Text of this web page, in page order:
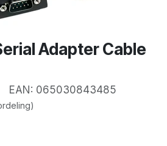
Adapter Cable
065030843485